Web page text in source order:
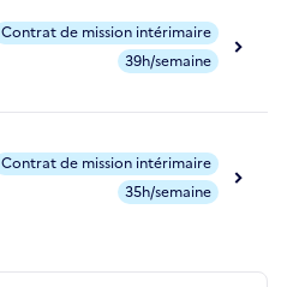
Contrat de mission intérimaire
39h/semaine
Contrat de mission intérimaire
35h/semaine